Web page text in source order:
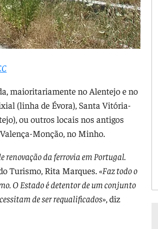
maioritariamente no Alentejo e no
(linha de Évora), Santa Vitória-
ou outros locais nos antigos
Monção, no Minho.
renovação da ferrovia em Portugal.
Turismo, Rita Marques. «Faz todo o
O Estado é detentor de um conjunto
de ser requalificados» , diz